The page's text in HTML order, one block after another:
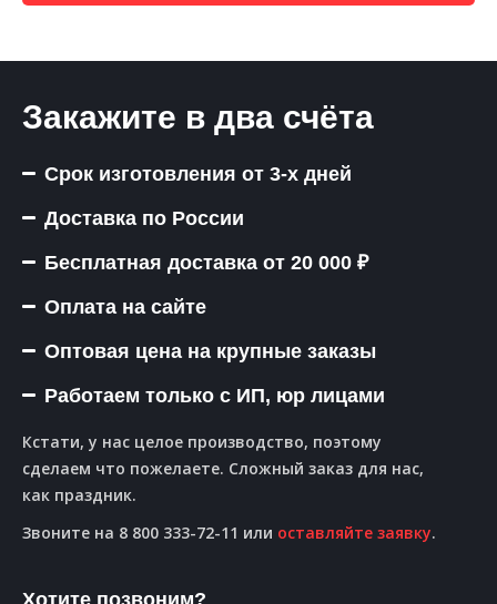
Закажите в два счёта
Срок изготовления от 3-х дней
Доставка по России
Бесплатная доставка от 20 000 ₽
Оплата на сайте
Оптовая цена на крупные заказы
Работаем только с ИП, юр лицами
Кстати, у нас целое производство, поэтому
сделаем что пожелаете. Сложный заказ для нас,
как праздник.
Звоните на 8 800 333-72-11 или оставляйте заявку.
Хотите позвоним?